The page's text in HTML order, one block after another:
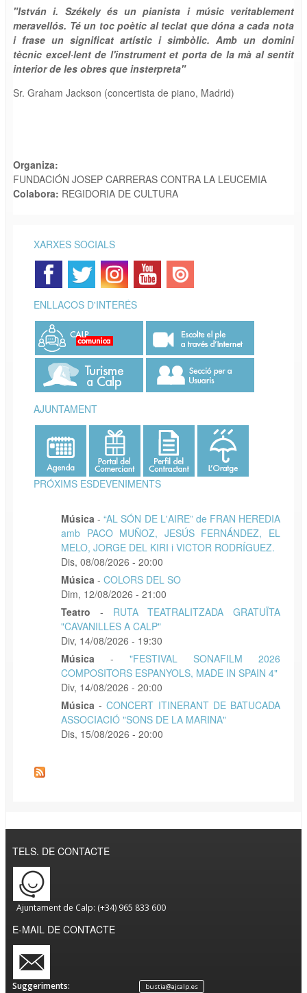
"István i. Székely és un pianista i músic veritablement
meravellós. Té un toc poètic al teclat que dóna a cada nota
i frase un significat artístic i simbòlic. Amb un domini
tècnic excel·lent de l'instrument et porta de la mà al sentit
interior de les obres que insterpreta"
Sr. Graham Jackson (concertista de piano, Madrid)
Organiza:
FUNDACIÓN JOSEP CARRERAS CONTRA LA LEUCEMIA
Colabora: REGIDORIA DE CULTURA
XARXES SOCIALS
ENLLAÇOS D'INTERÉS
AJUNTAMENT
PRÓXIMS ESDEVENIMENTS
Música -“AL SÓN DE L'AIRE” de FRAN HEREDIA
amb PACO MUÑOZ, JESÚS FERNÁNDEZ, EL
MELO, JORGE DEL KIRI i VICTOR RODRÍGUEZ.
Dis, 08/08/2026 - 20:00
Música - COLORS DEL SO
Dim, 12/08/2026 - 21:00
Teatro
- RUTA TEATRALITZADA GRATUÏTA
"CAVANILLES A CALP"
Div, 14/08/2026 - 19:30
Música
- "FESTIVAL SONAFILM 2026
COMPOSITORS ESPANYOLS, MADE IN SPAIN 4"
Div, 14/08/2026 - 20:00
Música -CONCERT ITINERANT DE BATUCADA
ASSOCIACIÓ "SONS DE LA MARINA"
Dis, 15/08/2026 - 20:00
TELS. DE CONTACTE
Ajuntament de Calp: (+34) 965 833 600
E-MAIL DE CONTACTE
Suggeriments: bustia@ajcalp.es